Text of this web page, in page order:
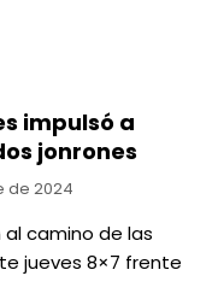
impulsó a
jonrones
de 2024
al camino de las
jueves 8×7 frente